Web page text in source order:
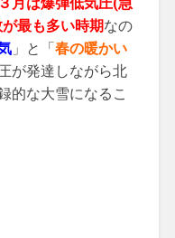
最も多い時期なの
」と「 春の暖かい
が発達しながら北
的な大雪になるこ